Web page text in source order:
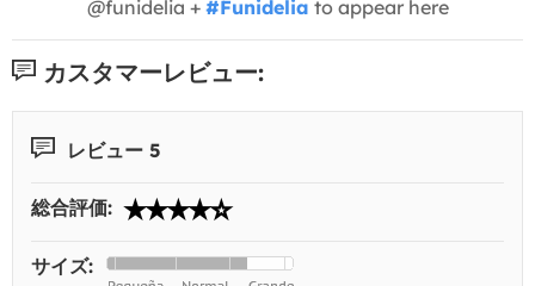
@funidelia + #Funidelia to appear here
カスタマーレビュー:
レビュー 5
総合評価:
サイズ: